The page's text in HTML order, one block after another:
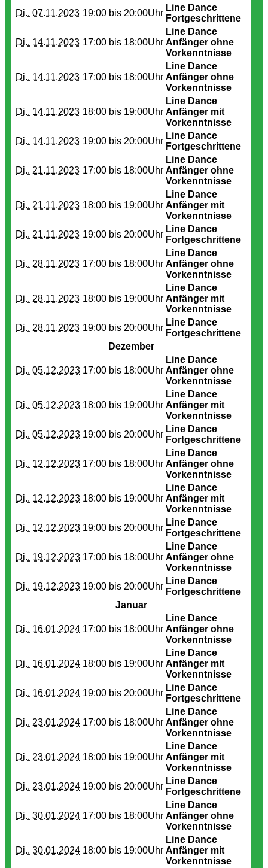
Di.. 07.11.2023 19:00 bis 20:00Uhr
Line Dance
Fortgeschrittene
Di.. 14.11.2023 17:00 bis 18:00Uhr
Line Dance
Anfänger ohne
Vorkenntnisse
Di.. 14.11.2023 17:00 bis 18:00Uhr
Line Dance
Anfänger ohne
Vorkenntnisse
Di.. 14.11.2023 18:00 bis 19:00Uhr
Line Dance
Anfänger mit
Vorkenntnisse
Di.. 14.11.2023 19:00 bis 20:00Uhr
Line Dance
Fortgeschrittene
Di.. 21.11.2023 17:00 bis 18:00Uhr
Line Dance
Anfänger ohne
Vorkenntnisse
Di.. 21.11.2023 18:00 bis 19:00Uhr
Line Dance
Anfänger mit
Vorkenntnisse
Di.. 21.11.2023 19:00 bis 20:00Uhr
Line Dance
Fortgeschrittene
Di.. 28.11.2023 17:00 bis 18:00Uhr
Line Dance
Anfänger ohne
Vorkenntnisse
Di.. 28.11.2023 18:00 bis 19:00Uhr
Line Dance
Anfänger mit
Vorkenntnisse
Di.. 28.11.2023 19:00 bis 20:00Uhr
Line Dance
Fortgeschrittene
Dezember
Di.. 05.12.2023 17:00 bis 18:00Uhr
Line Dance
Anfänger ohne
Vorkenntnisse
Di.. 05.12.2023 18:00 bis 19:00Uhr
Line Dance
Anfänger mit
Vorkenntnisse
Di.. 05.12.2023 19:00 bis 20:00Uhr
Line Dance
Fortgeschrittene
Di.. 12.12.2023 17:00 bis 18:00Uhr
Line Dance
Anfänger ohne
Vorkenntnisse
Di.. 12.12.2023 18:00 bis 19:00Uhr
Line Dance
Anfänger mit
Vorkenntnisse
Di.. 12.12.2023 19:00 bis 20:00Uhr
Line Dance
Fortgeschrittene
Di.. 19.12.2023 17:00 bis 18:00Uhr
Line Dance
Anfänger ohne
Vorkenntnisse
Di.. 19.12.2023 19:00 bis 20:00Uhr
Line Dance
Fortgeschrittene
Januar
Di.. 16.01.2024 17:00 bis 18:00Uhr
Line Dance
Anfänger ohne
Vorkenntnisse
Di.. 16.01.2024 18:00 bis 19:00Uhr
Line Dance
Anfänger mit
Vorkenntnisse
Di.. 16.01.2024 19:00 bis 20:00Uhr
Line Dance
Fortgeschrittene
Di.. 23.01.2024 17:00 bis 18:00Uhr
Line Dance
Anfänger ohne
Vorkenntnisse
Di.. 23.01.2024 18:00 bis 19:00Uhr
Line Dance
Anfänger mit
Vorkenntnisse
Di.. 23.01.2024 19:00 bis 20:00Uhr
Line Dance
Fortgeschrittene
Di.. 30.01.2024 17:00 bis 18:00Uhr
Line Dance
Anfänger ohne
Vorkenntnisse
Di.. 30.01.2024 18:00 bis 19:00Uhr
Line Dance
Anfänger mit
Vorkenntnisse